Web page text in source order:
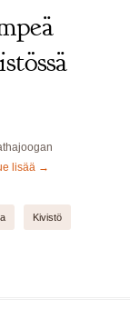
lisää →
Kivistö